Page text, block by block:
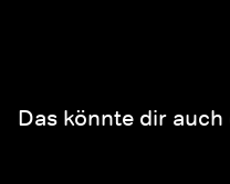
Das könnte dir auch